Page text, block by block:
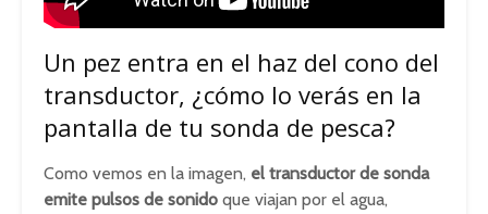
Un pez entra en el haz del cono del
transductor, ¿cómo lo verás en la
pantalla de tu sonda de pesca?
Como vemos en la imagen, el transductor de sonda
emite pulsos de sonido que viajan por el agua,